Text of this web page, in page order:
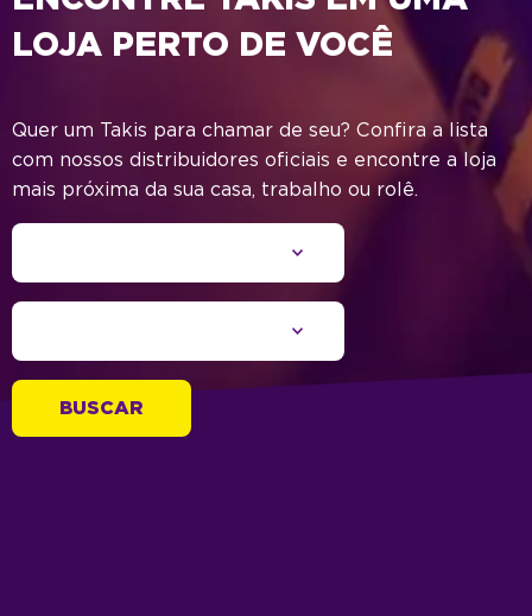
LOJA PERTO DE VOCÊ
Quer um Takis para chamar de seu? Confira a lista
com nossos distribuidores oficiais e encontre a loja
mais próxima da sua casa, trabalho ou rolê.
BUSCAR